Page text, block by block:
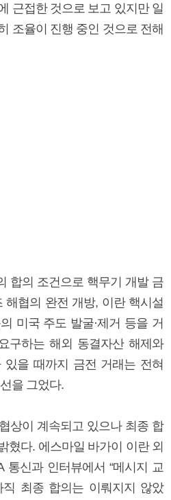
근접한 것으로 보고 있지만 일
조율이 진행 중인 것으로 전해
합의 조건으로 핵무기 개발 금
해협의 완전 개방, 이란 핵시설
미국 주도 발굴·제거 등을 거
구하는 해외 동결자산 해제와
있을 때까지 금전 거래는 전혀
을 그었다.
상이 계속되고 있으나 최종 합
혔다. 에스마일 바가이 이란 외
통신과 인터뷰에서 “메시지 교
최종 합의는 이뤄지지 않았